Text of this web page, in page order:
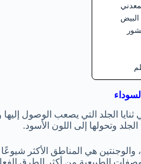
البيض
ثنايا الجلد التي يصعب الوصول
وتحولها إلى اللون الأسود.
والوجنتين هي المناطق الأكثر